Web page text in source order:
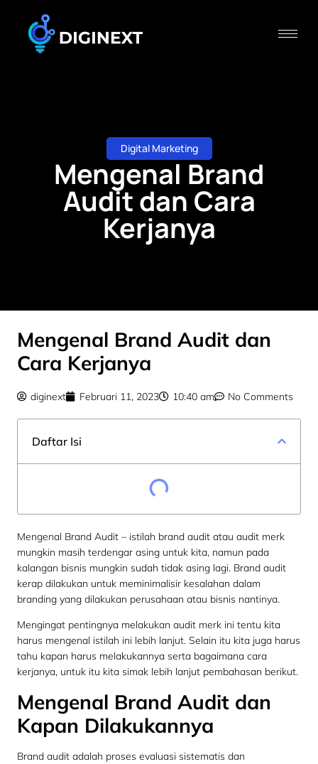
Digital Marketing
Mengenal Brand
Audit dan Cara
Kerjanya
Mengenal Brand Audit dan
Cara Kerjanya
diginext Februari 11, 2023 10:40 am No Comments
Daftar Isi
Mengenal Brand Audit – istilah brand audit atau audit merk
mungkin masih terdengar asing untuk kita, namun pada
kalangan bisnis mungkin sudah tidak asing lagi. Brand audit
kerap dilakukan untuk meminimalisir kesalahan dalam
branding yang dilakukan perusahaan atau bisnis nantinya.
Mengingat pentingnya melakukan audit merk ini tentu kita
harus mengenal istilah ini lebih lanjut. Selain itu kita juga harus
tahu kapan harus melakukannya serta bagaimana cara
kerjanya, untuk itu kita simak lebih lanjut pembahasan berikut.
Mengenal Brand Audit dan
Kapan Dilakukannya
Brand audit adalah proses evaluasi sistematis dan